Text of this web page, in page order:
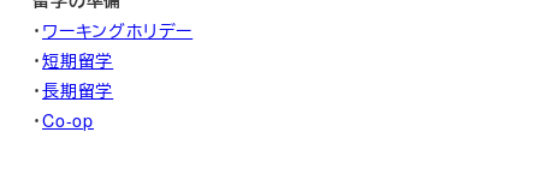
・ ワーキングホリデー
・短期留学
・長期留学
・Co-op